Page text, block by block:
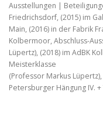
Ausstellungen |
Friedrichsdorf, (2015) im
Main, (2016) in der Fabrik
Kolbermoor, Abschluss-
Lüpertz), (2018) im AdBK
Meisterklasse
(Professor Markus
Petersburger Hängung IV. +